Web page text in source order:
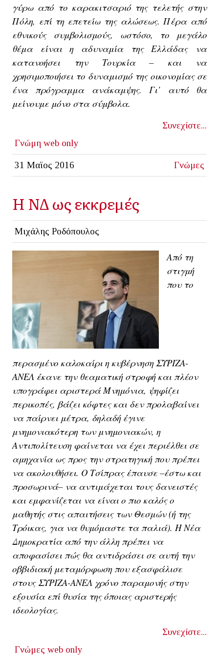
γύρω από το καρακιτσαριό της τελετής στην
Πόλη, επί τη επετείω της αλώσεως. Πέρα από
εθνικούς συμβολισμούς, ωστόσο, το μεγάλο
θέμα είναι η αδυναμία της Ελλάδας να
κατανοήσει την Τουρκία – και να
χρησιμοποιήσει το δυναμισμό της οικονομίας σε
ένα πρόγραμμα ανάκαμψης. Γι’ αυτό θα
μείνουμε μόνο στα σύμβολα.
Συνεχίστε...
Γνώμη web only
31 Μαϊος 2016 Γνώμες
Η ΝΔ ως εκκρεμές
Μιχάλης Ροδόπουλος
Από τη
στιγμή
που το
περασμένο καλοκαίρι η κυβέρνηση ΣΥΡΙΖΑ-
ΑΝΕΛ έκανε την θεαματική στροφή και πλέον
υπογράφει αριστερά Μνημόνια, ψηφίζει
περικοπές, βάζει κόφτες και δεν προλαβαίνει
να παίρνει μέτρα, δηλαδή έγινε
μνημονιακότερη των μνημονιακών, η
Αντιπολίτευση φαίνεται να έχει περιέλθει σε
αμηχανία ως προς την στρατηγική που πρέπει
να ακολουθήσει. Ο Τσίπρας έπαυσε –έστω και
προσωρινά– να αντιμάχεται τους δανειστές
και εμφανίζεται να είναι ο πιο καλός ο
μαθητής στις απαιτήσεις των Θεσμών (ή της
Τρόικας, για να θυμόμαστε τα παλιά). Η Νέα
Δημοκρατία από την άλλη πρέπει να
αποφασίσει πώς θα αντιδράσει σε αυτή την
οββιδιακή μεταμόρφωση που εξασφάλισε
στους ΣΥΡΙΖΑ-ΑΝΕΛ χρόνο παραμονής στην
εξουσία επί θυσία της όποιας αριστερής
ιδεολογίας.
Συνεχίστε...
Γνώμες web only